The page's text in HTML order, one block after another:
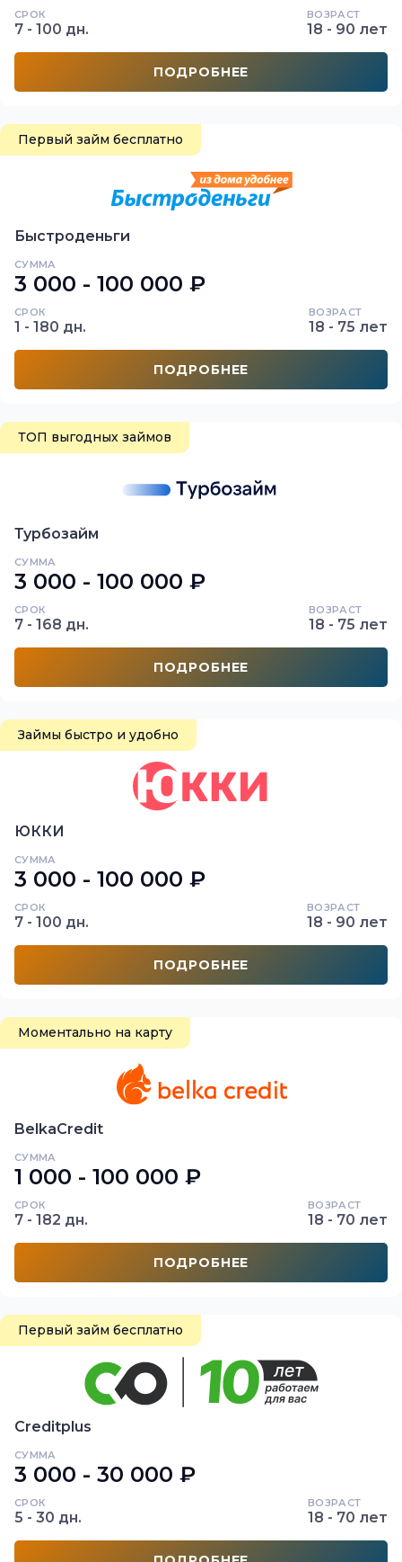
СРОК
7 - 100 дн.
ВОЗРАСТ
18 - 90 лет
ПОДРОБНЕЕ
Первый займ бесплатно
Быстроденьги
СУММА
3 000 - 100 000 ₽
СРОК
1 - 180 дн.
ВОЗРАСТ
18 - 75 лет
ПОДРОБНЕЕ
ТОП выгодных займов
Турбозайм
СУММА
3 000 - 100 000 ₽
СРОК
7 - 168 дн.
ВОЗРАСТ
18 - 75 лет
ПОДРОБНЕЕ
Займы быстро и удобно
ЮККИ
СУММА
3 000 - 100 000 ₽
СРОК
7 - 100 дн.
ВОЗРАСТ
18 - 90 лет
ПОДРОБНЕЕ
Моментально на карту
BelkaCredit
СУММА
1 000 - 100 000 ₽
СРОК
7 - 182 дн.
ВОЗРАСТ
18 - 70 лет
ПОДРОБНЕЕ
Первый займ бесплатно
Creditplus
СУММА
3 000 - 30 000 ₽
СРОК
5 - 30 дн.
ВОЗРАСТ
18 - 70 лет